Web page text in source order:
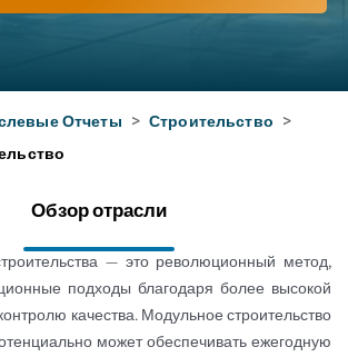
Отчеты > Строительство >
Обзор отрасли
— это революционный метод,
подходы благодаря более высокой
качества. Модульное строительство
может обеспечивать ежегодную